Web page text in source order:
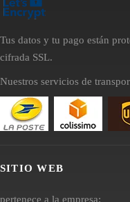
Tus datos y tu pago están
cifrada SSL.
Nuestros servicios de
SITIO WEB
pertenece a la empresa: